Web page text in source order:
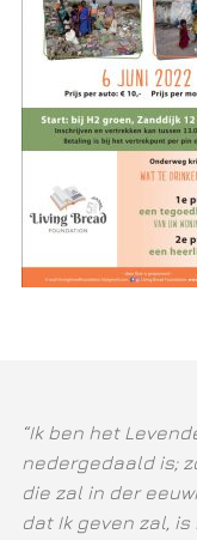
“Ik ben het
nedergedaald is;
die zal in der
dat Ik geven zal,